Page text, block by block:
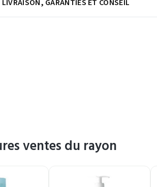
LIVRAISON, GARANTIES ET CONSEIL
ventes du rayon